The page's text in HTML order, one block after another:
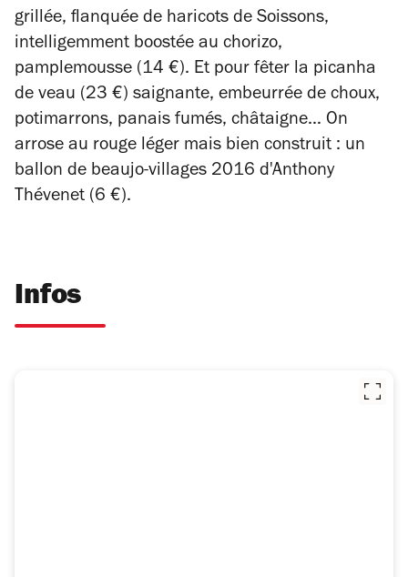
grillée, flanquée de haricots de Soissons,
intelligemment boostée au chorizo,
pamplemousse (14 €). Et pour fêter la picanha
de veau (23 €) saignante, embeurrée de choux,
potimarrons, panais fumés, châtaigne… On
arrose au rouge léger mais bien construit : un
ballon de beaujo-villages 2016 d'Anthony
Thévenet (6 €).
Infos